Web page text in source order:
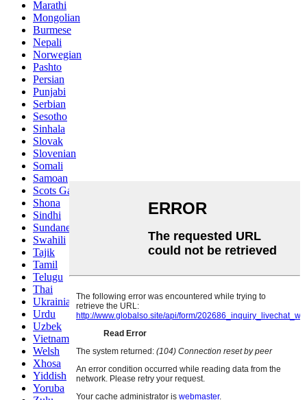
Marathi
Mongolian
Burmese
Nepali
Norwegian
Pashto
Persian
Punjabi
Serbian
Sesotho
Sinhala
Slovak
Slovenian
Somali
Samoan
Scots Gaelic
Shona
Sindhi
Sundanese
Swahili
Tajik
Tamil
Telugu
Thai
Ukrainian
Urdu
Uzbek
Vietnamese
Welsh
Xhosa
Yiddish
Yoruba